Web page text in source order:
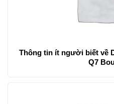
Thông tin ít người biết về
Q7